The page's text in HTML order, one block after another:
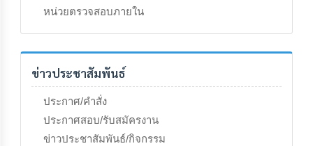
การ
ความ
ข้อมูล
ติดต่อ
หน่วยตรวจสอบภายใน
ข่าวประชาสัมพันธ์
ประกาศ/คำสั่ง
ประกาศสอบ/รับสมัครงาน
ข่าวประชาสัมพันธ์/กิจกรรม